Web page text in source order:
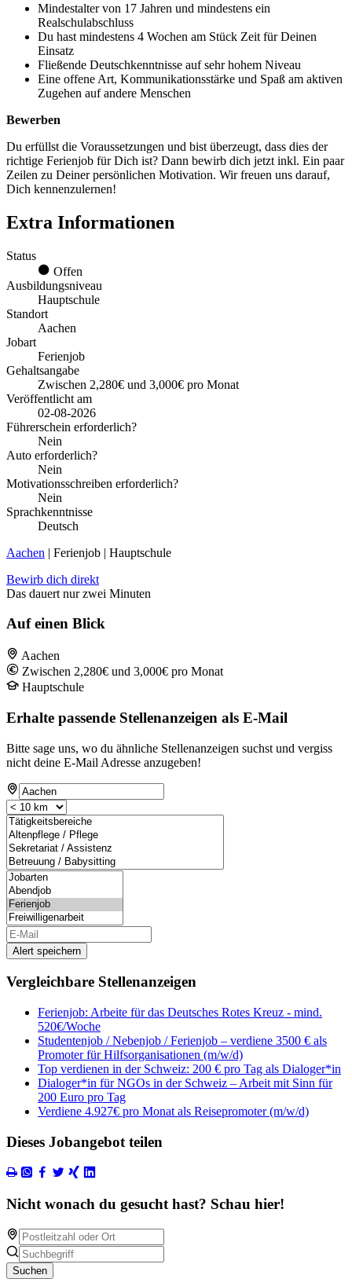
Mindestalter von 17 Jahren und mindestens ein
Realschulabschluss
Du hast mindestens 4 Wochen am Stück Zeit für Deinen
Einsatz
Fließende Deutschkenntnisse auf sehr hohem Niveau
Eine offene Art, Kommunikationsstärke und Spaß am aktiven
Zugehen auf andere Menschen
Bewerben
Du erfüllst die Voraussetzungen und bist überzeugt, dass dies der
richtige Ferienjob für Dich ist? Dann bewirb dich jetzt inkl. Ein paar
Zeilen zu Deiner persönlichen Motivation. Wir freuen uns darauf,
Dich kennenzulernen!
Extra Informationen
Status
Offen
Ausbildungsniveau
Hauptschule
Standort
Aachen
Jobart
Ferienjob
Gehaltsangabe
Zwischen 2,280€ und 3,000€ pro Monat
Veröffentlicht am
02-08-2026
Führerschein erforderlich?
Nein
Auto erforderlich?
Nein
Motivationsschreiben erforderlich?
Nein
Sprachkenntnisse
Deutsch
Aachen | Ferienjob | Hauptschule
Bewirb dich direkt
Das dauert nur zwei Minuten
Auf einen Blick
Aachen
Zwischen 2,280€ und 3,000€ pro Monat
Hauptschule
Erhalte passende Stellenanzeigen als E-Mail
Bitte sage uns, wo du ähnliche Stellenanzeigen suchst und vergiss
nicht deine E-Mail Adresse anzugeben!
Alert speichern
Vergleichbare Stellenanzeigen
Ferienjob: Arbeite für das Deutsches Rotes Kreuz - mind.
520€/Woche
Studentenjob / Nebenjob / Ferienjob – verdiene 3500 € als
Promoter für Hilfsorganisationen (m/w/d)
Top verdienen in der Schweiz: 200 € pro Tag als Dialoger*in
Dialoger*in für NGOs in der Schweiz – Arbeit mit Sinn für
200 Euro pro Tag
Verdiene 4.927€ pro Monat als Reisepromoter (m/w/d)
Dieses Jobangebot teilen
Nicht wonach du gesucht hast? Schau hier!
Suchen